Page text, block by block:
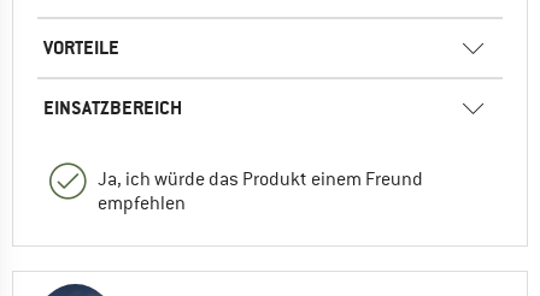
VORTEILE
EINSATZBEREICH
Ja, ich würde das Produkt einem Freund
empfehlen